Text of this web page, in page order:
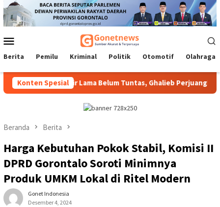
Loncat
ke
konten
Mobile
Berita Pemilu Kriminal Politik Otomotif Olahraga
Konten Spesial
Pokir Lama Belum Tuntas, Ghalieb Perjuangkan
Beranda Berita
Harga Kebutuhan Pokok Stabil, Komisi II
DPRD Gorontalo Soroti Minimnya
Produk UMKM Lokal di Ritel Modern
Gonet Indonesia
Desember 4, 2024